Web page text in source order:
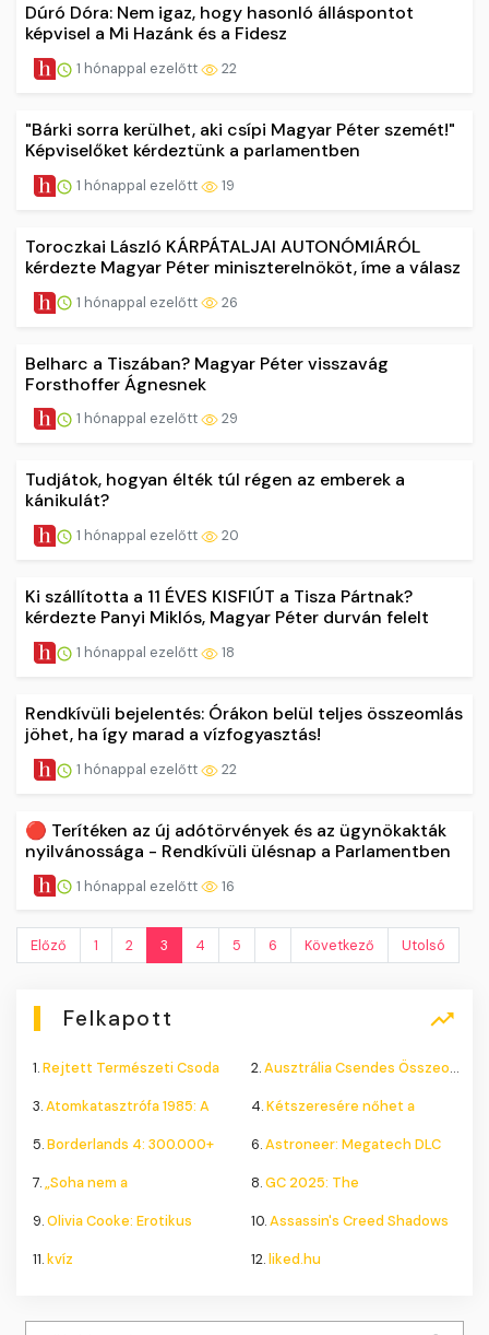
Dúró Dóra: Nem igaz, hogy hasonló álláspontot
képvisel a Mi Hazánk és a Fidesz
1 hónappal ezelőtt 22
"Bárki sorra kerülhet, aki csípi Magyar Péter szemét!"
Képviselőket kérdeztünk a parlamentben
1 hónappal ezelőtt 19
Toroczkai László KÁRPÁTALJAI AUTONÓMIÁRÓL
kérdezte Magyar Péter miniszterelnököt, íme a válasz
1 hónappal ezelőtt 26
Belharc a Tiszában? Magyar Péter visszavág
Forsthoffer Ágnesnek
1 hónappal ezelőtt 29
Tudjátok, hogyan élték túl régen az emberek a
kánikulát?
1 hónappal ezelőtt 20
Ki szállította a 11 ÉVES KISFIÚT a Tisza Pártnak?
kérdezte Panyi Miklós, Magyar Péter durván felelt
1 hónappal ezelőtt 18
Rendkívüli bejelentés: Órákon belül teljes összeomlás
jöhet, ha így marad a vízfogyasztás!
1 hónappal ezelőtt 22
🔴 Terítéken az új adótörvények és az ügynökakták
nyilvánossága - Rendkívüli ülésnap a Parlamentben
1 hónappal ezelőtt 16
Előző 1 2 3 4 5 6 Következő Utolsó
Felkapott
1.Rejtett Természeti Csoda 2.Ausztrália Csendes Összeomlása
3.Atomkatasztrófa 1985: A 4.Kétszeresére nőhet a
5.Borderlands 4: 300.000+ 6.Astroneer: Megatech DLC
7.„Soha nem a 8.GC 2025: The
9.Olivia Cooke: Erotikus 10.Assassin's Creed Shadows
11.kvíz 12.liked.hu